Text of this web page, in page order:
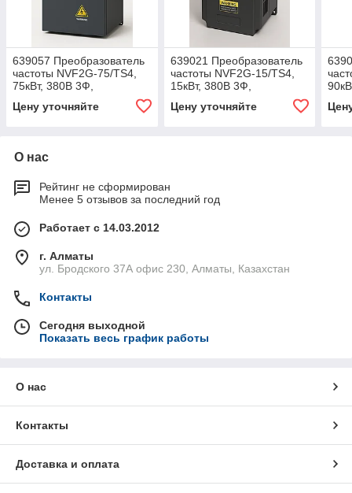
639057 Преобразователь
частоты NVF2G-75/TS4,
75кВт, 380В 3Ф,
Цену уточняйте
639021 Преобразователь
частоты NVF2G-15/TS4,
15кВт, 380В 3Ф,
Цену уточняйте
О нас
Рейтинг не сформирован
Менее 5 отзывов за последний год
Работает с 14.03.2012
г. Алматы
ул. Бродского 37А офис 230, Алматы, Казахстан
Контакты
Сегодня выходной
Показать весь график работы
О нас
Контакты
Доставка и оплата